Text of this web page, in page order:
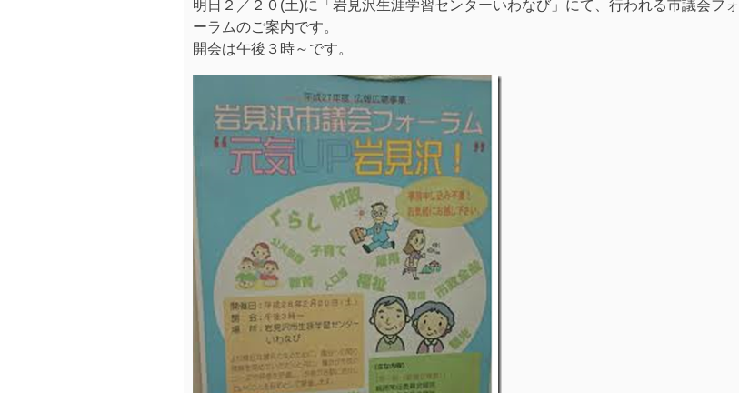
明日２／２０(土)に「岩見沢生涯学習センターいわなび」にて、行われる市議会フォ
ーラムのご案内です。
開会は午後３時～です。